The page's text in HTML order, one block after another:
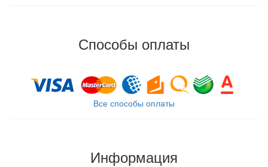
Способы оплаты
Все способы оплаты
Информация